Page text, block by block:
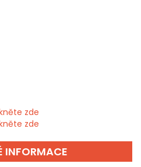
zde
zde
INFORMACE